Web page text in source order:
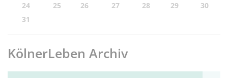
24
25 26 27 28 29
30
31
KölnerLeben Archiv